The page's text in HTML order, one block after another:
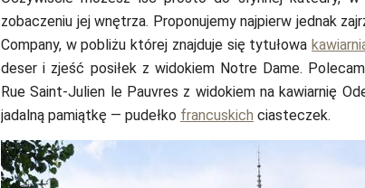
zobaczeniu jej wnętrza. Proponujemy najpierw jednak
Company, w pobliżu której znajduje się tytułowa
deser i zjeść posiłek z widokiem Notre Dame.
Rue Saint-Julien le Pauvres z widokiem na kawiarnię
jadalną pamiątkę — pudełko francuskich ciasteczek.